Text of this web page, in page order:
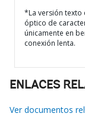
*La versión texto
óptico de
únicamente en
conexión lenta.
ENLACES
Ver documentos